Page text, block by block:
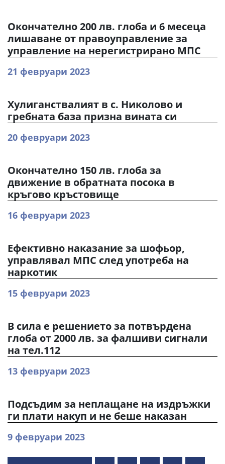
Окончателно 200 лв. глоба и 6 месеца
лишаване от правоуправление за
управление на нерегистрирано МПС
21 февруари 2023
Хулиганствалият в с. Николово и
гребната база призна вината си
20 февруари 2023
Окончателно 150 лв. глоба за
движение в обратната посока в
кръгово кръстовище
16 февруари 2023
Ефективно наказание за шофьор,
управлявал МПС след употреба на
наркотик
15 февруари 2023
В сила е решението за потвърдена
глоба от 2000 лв. за фалшиви сигнали
на тел.112
13 февруари 2023
Подсъдим за неплащане на издръжки
ги плати накуп и не беше наказан
9 февруари 2023